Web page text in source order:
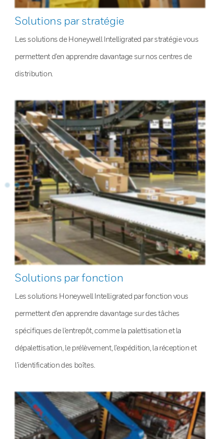
Solutions par stratégie
Les solutions de Honeywell Intelligrated par stratégie vous
permettent d’en apprendre davantage sur nos centres de
distribution.
Solutions par fonction
Les solutions Honeywell Intelligrated par fonction vous
permettent d’en apprendre davantage sur des tâches
spécifiques de l’entrepôt, comme la palettisation et la
dépalettisation, le prélèvement, l’expédition, la réception et
l’identification des boîtes.